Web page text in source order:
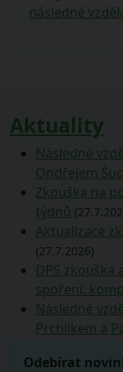
následné
Aktuality
Následné
Ondřejem
Zkouška na
týdnů
Aktualizace
(27.7.2026)
DPS
spoření:
Následné
Prchlíkem a
Odebírat